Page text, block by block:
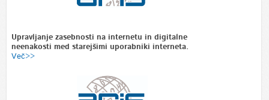
Upravljanje zasebnosti na internetu in digitalne
neenakosti med starejšimi uporabniki interneta.
Več>>